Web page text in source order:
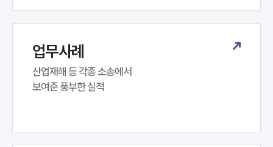
법률지식인
고객후기
노동산재그룹 업무
구성원 소개
업무사례
산업재해 등 각종 소송에서
보여준 풍부한 실적